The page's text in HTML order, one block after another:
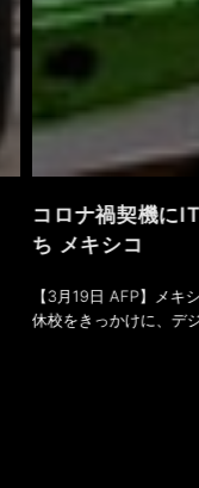
コロナ禍契機に
ち メキシコ
【3月19日 AFP】メキ
休校をきっかけに、デ